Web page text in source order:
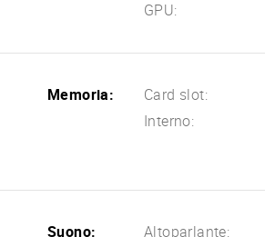
GPU:
Memoria: Card slot:
Interno:
Suono: Altoparlante: